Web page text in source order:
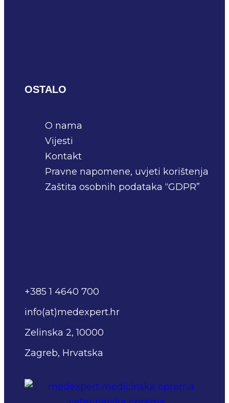
OSTALO
O nama
Vijesti
Kontakt
Pravne napomene, uvjeti korištenja
Zaštita osobnih podataka “GDPR”
+385 1 4640 700
info(at)medexpert.hr
Zelinska 2, 10000
Zagreb, Hrvatska